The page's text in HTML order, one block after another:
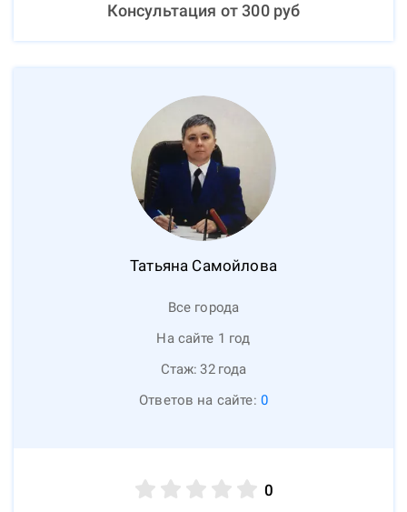
Консультация от300руб
Татьяна Самойлова
Все города
На сайте 1 год
Стаж: 32 года
Ответов на сайте: 0
0